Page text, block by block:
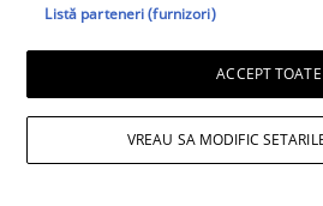
rolurile sale din „Sanford
a murit la 91 de ani
Cât plătesc românii
Listă parteneri (furnizori)
ACCEPT TOATE
VREAU SA MODIFIC